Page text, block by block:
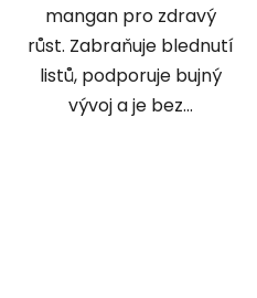
mangan pro zdravý
růst. Zabraňuje blednutí
listů, podporuje bujný
vývoj a je bez...